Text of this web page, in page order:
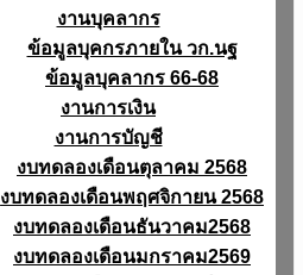
งานบุคลากร
ข้อมูลบุคกรภายใน วก.นฐ
ข้อมูลบุคลากร 66-68
งานการเงิน
งานการบัญชี
งบทดลองเดือนตุลาคม 2568
งบทดลองเดือนพฤศจิกายน 2568
งบทดลองเดือนธันวาคม2568
งบทดลองเดือนมกราคม2569